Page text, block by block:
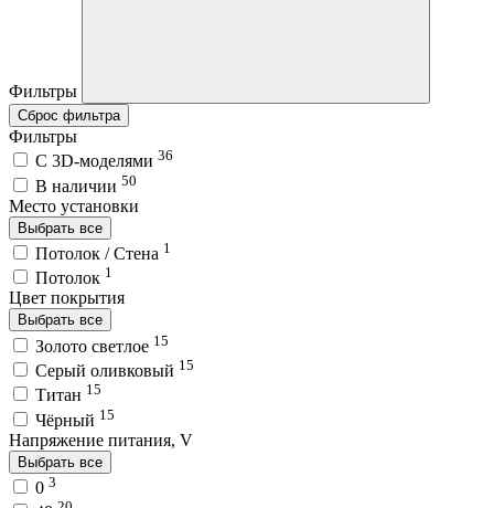
Фильтры
Сброс фильтра
Фильтры
C 3D-моделями 36
В наличии 50
Место установки
Выбрать все
Потолок / Cтена 1
Потолок 1
Цвет покрытия
Выбрать все
Золото светлое 15
Серый оливковый 15
Титан 15
Чёрный 15
Напряжение питания, V
Выбрать все
0 3